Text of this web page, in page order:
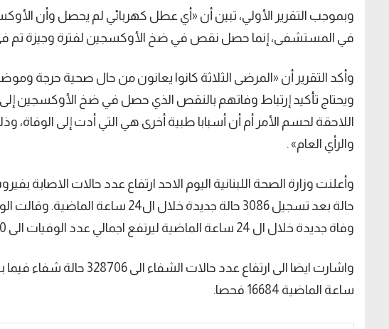
وبموجب التقرير الأولي، تبين أن «أي عطل كهربائي لم يحصل وأن
في المستشفى، إنما حصل نقص في ضخ الأوكسجين لفترة وجيزة تم في
وأكد التقرير أن «المرضى الثلاثة كانوا يعانون من حال صحية حرجة
ويحتاج تأكيد إرتباط وفاتهم بالنقص الذي حصل في ضخ الأوكسجين
اللاحقة لحسم الأمر أم أن أسبابا طبية أخرى هي التي أدت إلى الوفاة،
والرأي العام» .
وفاة جديدة خلال ال 24 ساعة الماضية ليرتفع اجمالي عدد الوفيات الى 5380 حالة وفاة.
ساعة الماضية 16684 فحصا.